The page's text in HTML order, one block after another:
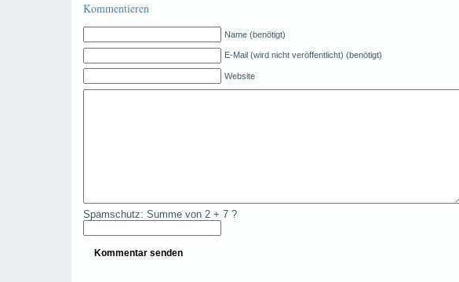
Kommentieren
Name (benötigt)
E-Mail (wird nicht veröffentlicht) (benötigt)
Website
Spamschutz: Summe von 2 + 7 ?